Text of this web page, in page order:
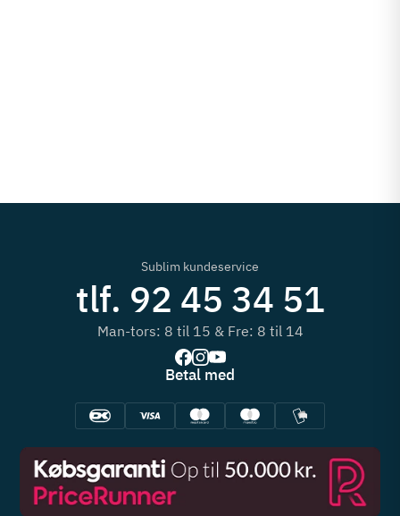
Sublim kundeservice
tlf. 92 45 34 51
Man-tors: 8 til 15 & Fre: 8 til 14
Betal med